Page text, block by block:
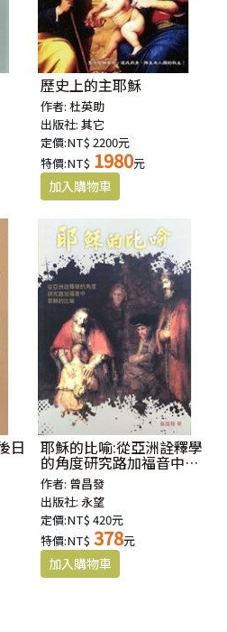
歷史上的主耶穌
作者:杜英助
出版社:其它
定價:NT$ 2200元
特價:NT$ 1980元
日 耶穌的比喻:從亞洲詮釋學
的角度研究路加福音中耶
穌的比喻
作者: 曾昌發
出版社:永望
定價:NT$ 420元
特價:NT$ 378元